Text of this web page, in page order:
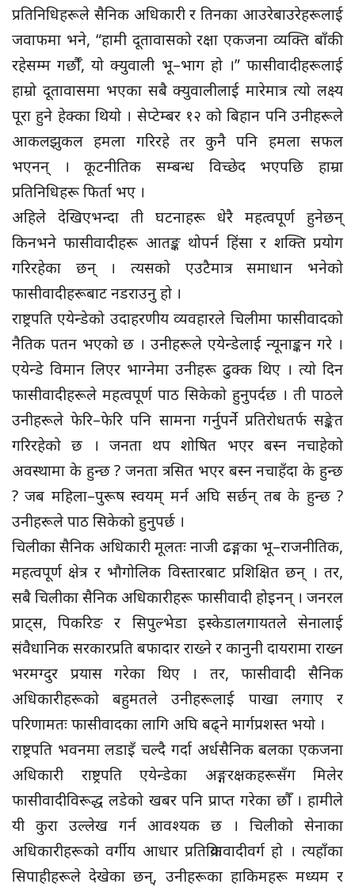
प्रतिनिधिहरूले सैनिक अधिकारी र तिनका आउरेबाउरेहरूलाई
जवाफमा भने, “हामी दूतावासको रक्षा एकजना व्यक्ति बाँकी
रहेसम्म गर्छौँ, यो क्युवाली भू–भाग हो ।” फासीवादीहरूलाई
हाम्रो दूतावासमा भएका सबै क्युवालीलाई मारेमात्र त्यो लक्ष्य
पूरा हुने हेक्का थियो । सेप्टेम्बर १२ को बिहान पनि उनीहरूले
आकलझुकल हमला गरिरहे तर कुनै पनि हमला सफल
भएनन् । कूटनीतिक सम्बन्ध विच्छेद भएपछि हाम्रा
प्रतिनिधिहरू फिर्ता भए ।
अहिले देखिएभन्दा ती घटनाहरू धेरै महत्वपूर्ण हुनेछन्
किनभने फासीवादीहरू आतङ्क थोपर्न हिंसा र शक्ति प्रयोग
गरिरहेका छन् । त्यसको एउटैमात्र समाधान भनेको
फासीवादीहरूबाट नडराउनु हो ।
राष्ट्रपति एयेन्डेको उदाहरणीय व्यवहारले चिलीमा फासीवादको
नैतिक पतन भएको छ । उनीहरूले एयेन्डेलाई न्यूनाङ्कन गरे ।
एयेन्डे विमान लिएर भाग्नेमा उनीहरू ढुक्क थिए । त्यो दिन
फासीवादीहरूले महत्वपूर्ण पाठ सिकेको हुनुपर्दछ । ती पाठले
उनीहरूले फेरि–फेरि पनि सामना गर्नुपर्ने प्रतिरोधतर्फ सङ्केत
गरिरहेको छ । जनता थप शोषित भएर बस्न नचाहेको
अवस्थामा के हुन्छ ? जनता त्रसित भएर बस्न नचाहँदा के हुन्छ
? जब महिला–पुरूष स्वयम् मर्न अघि सर्छन् तब के हुन्छ ?
उनीहरूले पाठ सिकेको हुनुपर्छ ।
चिलीका सैनिक अधिकारी मूलतः नाजी ढङ्गका भू–राजनीतिक,
महत्वपूर्ण क्षेत्र र भौगोलिक विस्तारबाट प्रशिक्षित छन् । तर,
सबै चिलीका सैनिक अधिकारीहरू फासीवादी होइनन् । जनरल
प्राट्स, पिकरिङ र सिपुल्भेडा इस्केडालगायतले सेनालाई
संवैधानिक सरकारप्रति बफादार राख्ने र कानुनी दायरामा राख्न
भरमग्दुर प्रयास गरेका थिए । तर, फासीवादी सैनिक
अधिकारीहरूको बहुमतले उनीहरूलाई पाखा लगाए र
परिणामतः फासीवादका लागि अघि बढ्ने मार्गप्रशस्त भयो ।
राष्ट्रपति भवनमा लडाइँ चल्दै गर्दा अर्धसैनिक बलका एकजना
अधिकारी राष्ट्रपति एयेन्डेका अङ्गरक्षकहरूसँग मिलेर
फासीवादीविरूद्ध लडेको खबर पनि प्राप्त गरेका छौँ । हामीले
यी कुरा उल्लेख गर्न आवश्यक छ । चिलीको सेनाका
अधिकारीहरूको वर्गीय आधार प्रतिक्रियावादीवर्ग हो । त्यहाँका
सिपाहीहरूले देखेका छन्, उनीहरूका हाकिमहरू मध्यम र